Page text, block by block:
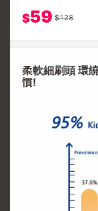
$59 $128
柔軟細刷頭 環
慣!